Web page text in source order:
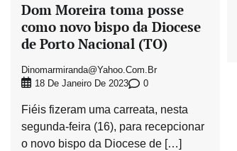
Dom Moreira toma posse
como novo bispo da Diocese
de Porto Nacional (TO)
Dinomarmiranda@yahoo.com.br
18 De Janeiro De 2023
0
Fiéis fizeram uma carreata, nesta
segunda-feira (16), para recepcionar
o novo bispo da Diocese de […]